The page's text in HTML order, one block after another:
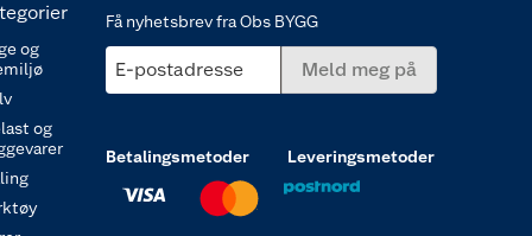
og
og
Få nyhetsbrev fra Obs BYGG
E-postadresse Meld meg på
Betalingsmetoder Leveringsmetoder